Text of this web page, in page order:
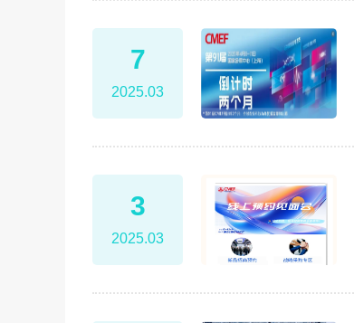
7
2025.03
3
2025.03